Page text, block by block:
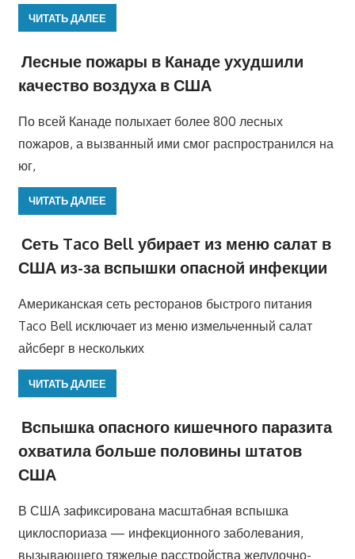
ЧИТАТЬ ДАЛЕЕ
Лесные пожары в Канаде ухудшили
качество воздуха в США
По всей Канаде полыхает более 800 лесных
пожаров, а вызванный ими смог распространился на
юг,
ЧИТАТЬ ДАЛЕЕ
Сеть Taco Bell убирает из меню салат в
США из-за вспышки опасной инфекции
Американская сеть ресторанов быстрого питания
Taco Bell исключает из меню измельченный салат
айсберг в нескольких
ЧИТАТЬ ДАЛЕЕ
Вспышка опасного кишечного паразита
охватила больше половины штатов
США
В США зафиксирована масштабная вспышка
циклоспориаза — инфекционного заболевания,
вызывающего тяжелые расстройства желудочно-